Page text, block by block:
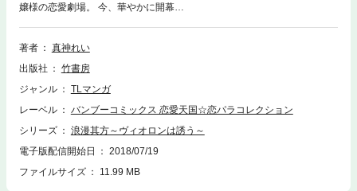
嬢様の恋愛劇場。 今、華やかに開幕…
著者
真神れい
出版社
竹書房
ジャンル
TLマンガ
レーベル
バンブーコミックス 恋愛天国☆恋パラコレクション
シリーズ
浪漫其方～ヴィオロンは誘う～
電子版配信開始日
2018/07/19
ファイルサイズ
11.99 MB